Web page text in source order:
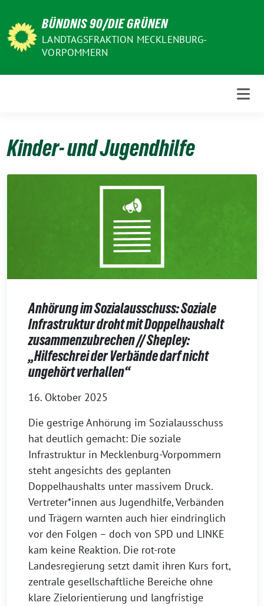
zum
Inhalt
BÜNDNIS 90/DIE GRÜNEN
LANDTAGSFRAKTION MECKLENBURG-
VORPOMMERN
Kinder- und Jugendhilfe
Anhörung im Sozialausschuss: Soziale
Infrastruktur droht mit Doppelhaushalt
zusammenzubrechen // Shepley:
„Hilfeschrei der Verbände darf nicht
ungehört verhallen“
16. Oktober 2025
Die gestrige Anhörung im Sozialausschuss
hat deutlich gemacht: Die soziale
Infrastruktur in Mecklenburg-Vorpommern
steht angesichts des geplanten
Doppelhaushalts unter massivem Druck.
Vertreter*innen aus Jugendhilfe, Verbänden
und Trägern warnten auch hier eindringlich
vor den Folgen – doch von SPD und LINKE
kam keine Reaktion. Die rot-rote
Landesregierung setzt damit ihren Kurs fort,
zentrale gesellschaftliche Bereiche ohne
klare Zielorientierung und langfristige